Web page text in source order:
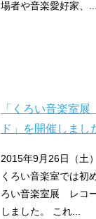
場者や音楽愛好家、...
「くろい音楽室
ド」を開催しまし
2015年9月26日（土
くろい音楽室では初
ろい音楽室展 レコ
しました。 これ...